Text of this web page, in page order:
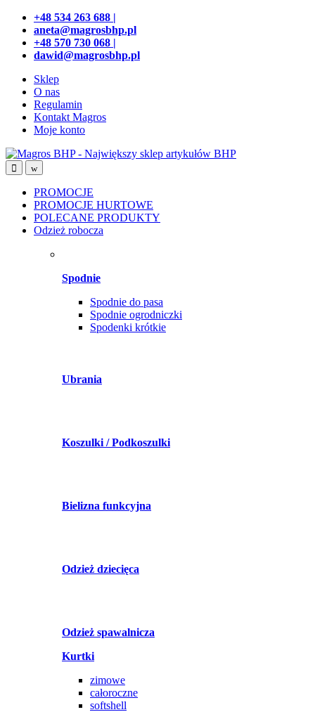
Przejdź
nawigacji
Przeskocz
treści
+48 534 263 688 |
aneta@magrosbhp.pl
+48 570 730 068 |
dawid@magrosbhp.pl
Sklep
O nas
Regulamin
Kontakt Magros
Moje konto
PROMOCJE
PROMOCJE HURTOWE
POLECANE PRODUKTY
Odzież robocza
Spodnie
Spodnie do pasa
Spodnie ogrodniczki
Spodenki krótkie
Ubrania
Koszulki / Podkoszulki
Bielizna funkcyjna
Odzież dziecięca
Odzież spawalnicza
Kurtki
zimowe
całoroczne
softshell